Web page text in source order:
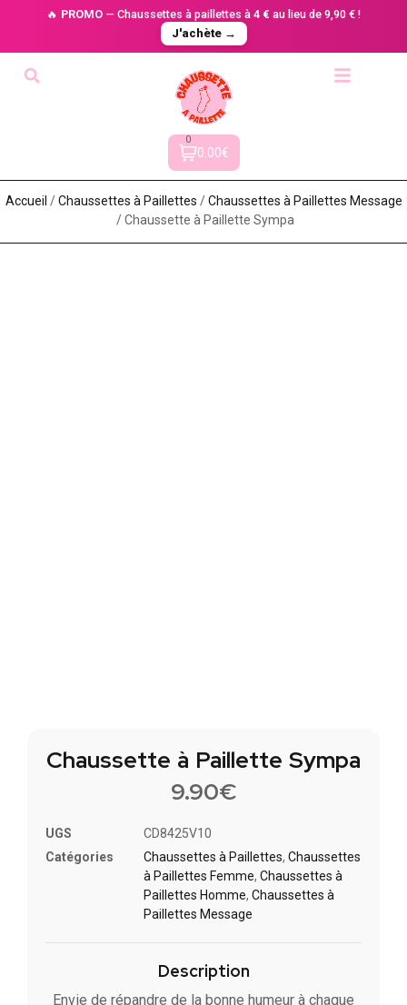
🔥 PROMO — Chaussettes à paillettes à 4 € au lieu de 9,90 € !
J'achète →
0
0.00€
Accueil /Chaussettes à Paillette​s /Chaussettes à Paillettes Message​
/ Chaussette à Paillette Sympa
Chaussette à Paillette Sympa
9.90€
UGS
CD8425V10
Catégories
Chaussettes à Paillette​s, Chaussettes
à Paillettes Femme, Chaussettes à
Paillettes Homme, Chaussettes à
Paillettes Message​
Description
Envie de répandre de la bonne humeur à chaque